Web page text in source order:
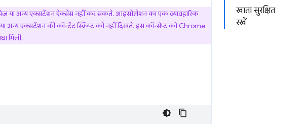
खाता सुरक्षित
रखें
या अन्य एक्सटेंशन ऐक्सेस नहीं कर सकते. आइसोलेशन का एक व्यावहारिक
अन्य एक्सटेंशन की कॉन्टेंट स्क्रिप्ट को नहीं दिखते. इस कॉन्सेप्ट को Chrome
मिली.